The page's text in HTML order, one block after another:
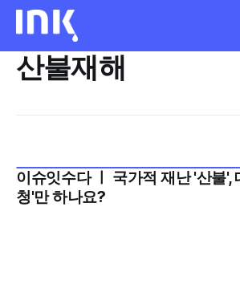
산불재해
2025년 3월 3주
이슈잇수다 ㅣ 국가적 재난 '산불',
청'만 하나요?